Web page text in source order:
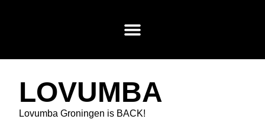
LOVUMBA
Lovumba Groningen is BACK!